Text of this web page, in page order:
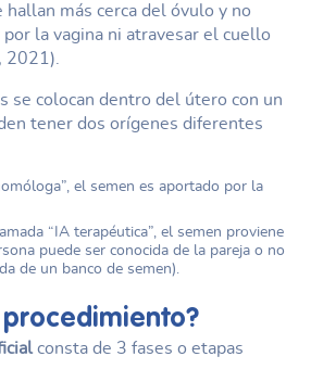
hallan más cerca del óvulo y no
la vagina ni atravesar el cuello
2021).
se colocan dentro del útero con un
tener dos orígenes diferentes
el semen es aportado por la
“IA terapéutica”, el semen proviene
puede ser conocida de la pareja o no
de un banco de semen).
consta de 3 fases o etapas